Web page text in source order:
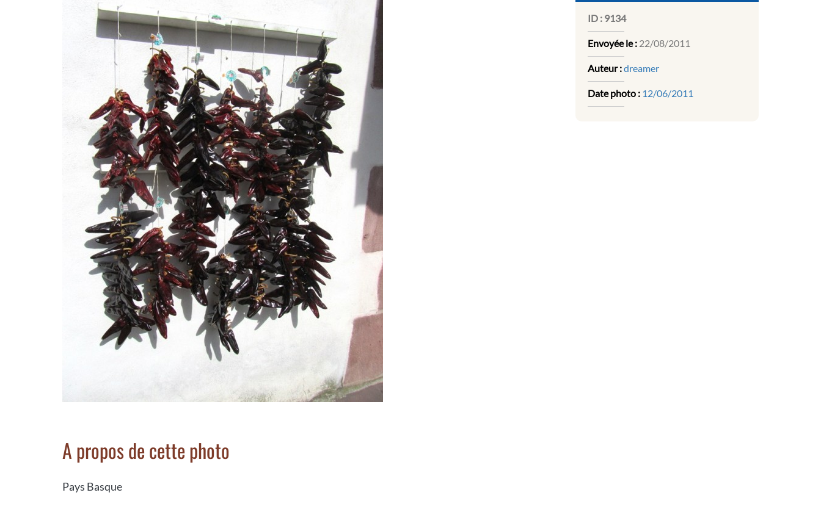
A propos de cette photo
Pays Basque
ID : 9134
Envoyée le : 22/08/2011
Auteur :dreamer
Date photo : 12/06/2011